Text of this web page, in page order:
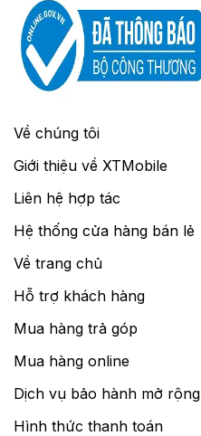
Về chúng tôi
Giới thiệu về XTMobile
Liên hệ hợp tác
Hệ thống cửa hàng bán lẻ
Về trang chủ
Hỗ trợ khách hàng
Mua hàng trả góp
Mua hàng online
Dịch vụ bảo hành mở rộng
Hình thức thanh toán